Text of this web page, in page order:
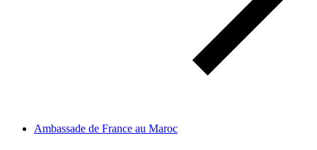
Ambassade de France au Maroc